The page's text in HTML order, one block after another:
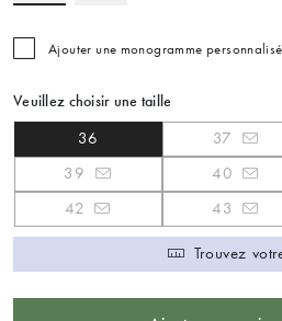
Ajouter une monogramme
Veuillez choisir une taille
36 37
39
40
42
43
Trouvez